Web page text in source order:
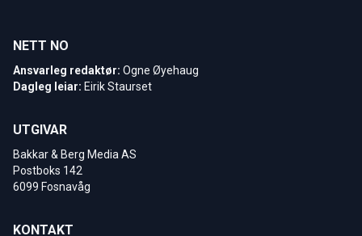
NETT NO
Ansvarleg redaktør: Ogne Øyehaug
Dagleg leiar: Eirik Staurset
UTGIVAR
Bakkar & Berg Media AS
Postboks 142
6099 Fosnavåg
KONTAKT